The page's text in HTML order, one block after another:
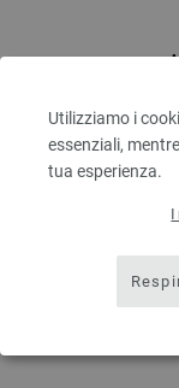
Utilizziamo i
essenziali,
tua esperienza.
escl. IVA., più.